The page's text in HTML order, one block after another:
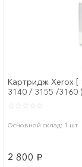
Картридж Xerox [
3140 / 3155 /3160 )
Основной склад: 1 шт
2 800 p